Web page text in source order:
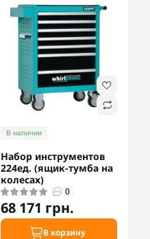
В наличии
Набор инструментов
224ед. (ящик-тумба на
колесах)
0
68 171 грн.
В корзину